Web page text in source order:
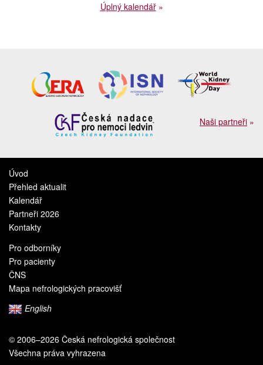
Úplný kalendář»
Naši partneři »
Úvod
Přehled aktualit
Kalendář
Partneři 2026
Kontakty
Pro odborníky
Pro pacienty
ČNS
Mapa nefrologických pracovišť
English
© 2006–2026 Česká nefrologická společnost
Všechna práva vyhrazena